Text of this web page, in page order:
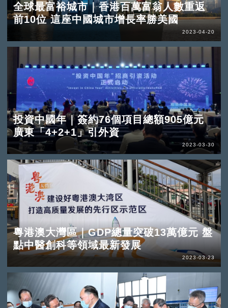
全球最富裕城市｜香港百萬富翁人數重返
前10位 這座中國城市增長率勝美國
2023-04-20
投資中國年｜簽約76個項目總額905億元
廣東「4+2+1」引外資
2023-03-30
粵港澳大灣區｜GDP總量突破13萬億元 盤
點中醫創科等領域最新發展
2023-03-23